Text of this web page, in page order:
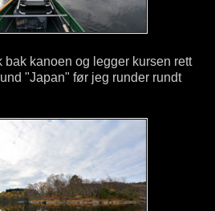
bak kanoen og legger kursen rett
"Japan" før jeg runder rundt